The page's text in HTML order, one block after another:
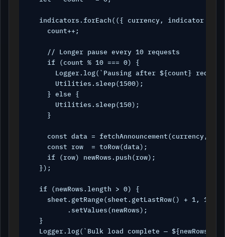
indicators.forEach(({ currency, indicator })
    count++;
    // Longer pause every 10 requests
    if (count % 10 === 0) {
Logger.log(`Pausing after ${count}
      Utilities.sleep(1500);
    } else {
      Utilities.sleep(150);
    }
const data = fetchAnnouncement(currency,
    const row  = toRow(data);
    if (row) newRows.push(row);
  });
  if (newRows.length > 0) {
sheet.getRange(sheet.getLastRow() + 1, 1,
         .setValues(newRows);
  }
Logger.log(`Bulk load complete —